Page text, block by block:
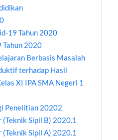
19 Tahun 2020
Tahun 2020
Berbasis Masalah
terhadap Hasil
XI IPA SMA Negeri 1
Penelitian 20202
Sipil B) 2020.1
Sipil A) 2020.1